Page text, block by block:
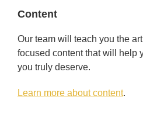
Content
Our team will teach you the
focused content that will help
you truly deserve.
Learn more about content.